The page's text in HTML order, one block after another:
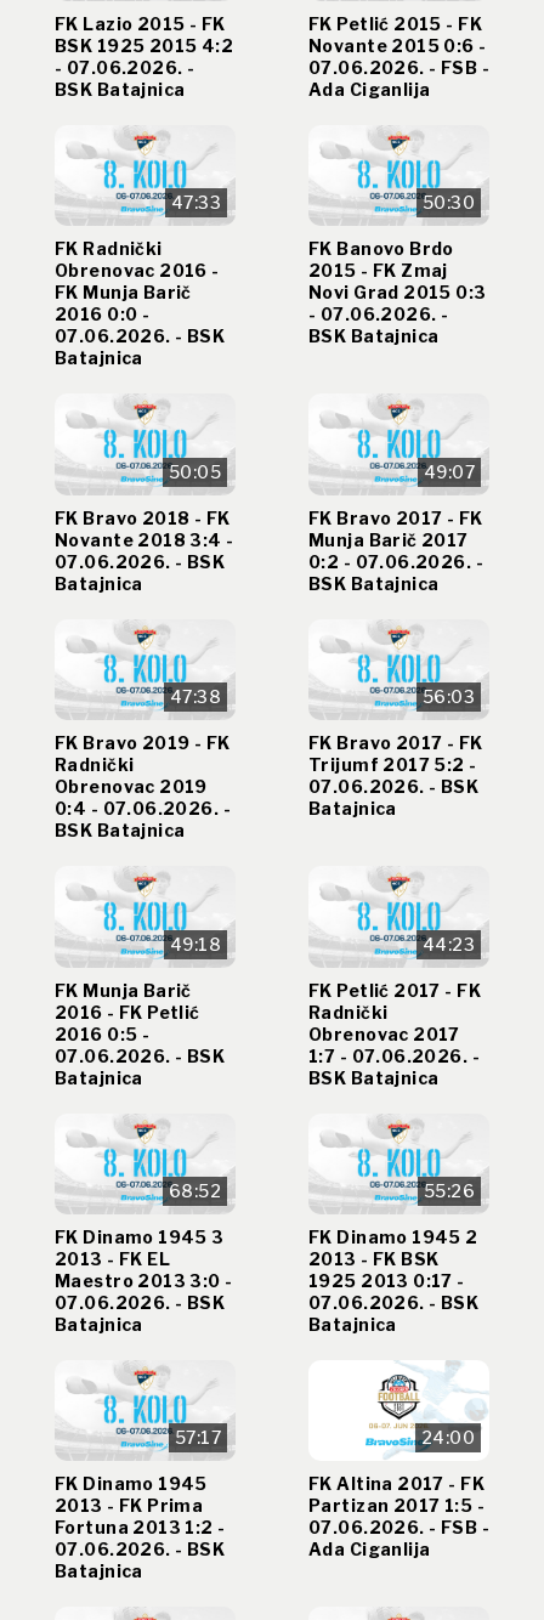
FK Lazio 2015 - FK
BSK 1925 2015 4:2
- 07.06.2026. -
BSK Batajnica
FK Petlić 2015 - FK
Novante 2015 0:6 -
07.06.2026. - FSB -
Ada Ciganlija
47:33
FK Radnički
Obrenovac 2016 -
FK Munja Barič
2016 0:0 -
07.06.2026. - BSK
Batajnica
50:30
FK Banovo Brdo
2015 - FK Zmaj
Novi Grad 2015 0:3
- 07.06.2026. -
BSK Batajnica
50:05
FK Bravo 2018 - FK
Novante 2018 3:4 -
07.06.2026. - BSK
Batajnica
49:07
FK Bravo 2017 - FK
Munja Barič 2017
0:2 - 07.06.2026. -
BSK Batajnica
47:38
FK Bravo 2019 - FK
Radnički
Obrenovac 2019
0:4 - 07.06.2026. -
BSK Batajnica
56:03
FK Bravo 2017 - FK
Trijumf 2017 5:2 -
07.06.2026. - BSK
Batajnica
49:18
FK Munja Barič
2016 - FK Petlić
2016 0:5 -
07.06.2026. - BSK
Batajnica
44:23
FK Petlić 2017 - FK
Radnički
Obrenovac 2017
1:7 - 07.06.2026. -
BSK Batajnica
68:52
FK Dinamo 1945 3
2013 - FK EL
Maestro 2013 3:0 -
07.06.2026. - BSK
Batajnica
55:26
FK Dinamo 1945 2
2013 - FK BSK
1925 2013 0:17 -
07.06.2026. - BSK
Batajnica
57:17
FK Dinamo 1945
2013 - FK Prima
Fortuna 2013 1:2 -
07.06.2026. - BSK
Batajnica
24:00
FK Altina 2017 - FK
Partizan 2017 1:5 -
07.06.2026. - FSB -
Ada Ciganlija